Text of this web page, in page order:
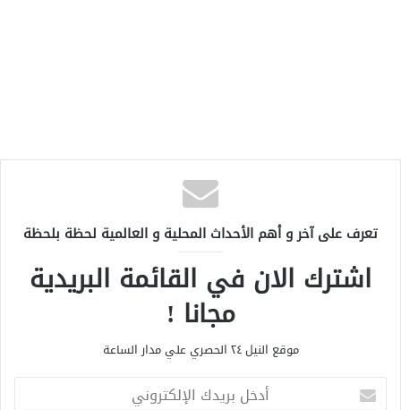
تعرف على آخر و أهم الأحداث المحلية و العالمية لحظة بلحظة
اشترك الان في القائمة البريدية
مجانا !
موقع النيل ٢٤ الحصري علي مدار الساعة